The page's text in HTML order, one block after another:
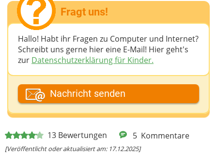
13 Bewertungen 5 Kommentare
[Veröffentlicht oder aktualisiert am: 17.12.2025]
Fragt uns!
Hallo! Habt ihr Fragen zu Computer und Internet?
Schreibt uns gerne hier eine E-Mail! Hier geht's
zur Datenschutzerklärung für Kinder.
Dein Fantasiename
Deine E-Mail-Adresse (wenn du eine Antwort
möchtest)
Nachricht senden